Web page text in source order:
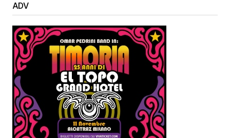
ADV